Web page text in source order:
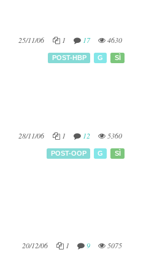
25/11/06 1 17 4630
POST-HBP G SÌ
28/11/06 1 12 5360
POST-OOP G SÌ
20/12/06 1 9 5075